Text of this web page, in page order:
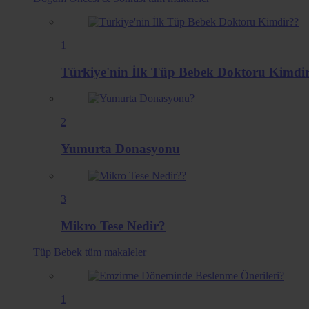
1
Türkiye'nin İlk Tüp Bebek Doktoru
2
Yumurta Donasyonu
3
Mikro Tese Nedir?
Tüp Bebek tüm makaleler
1